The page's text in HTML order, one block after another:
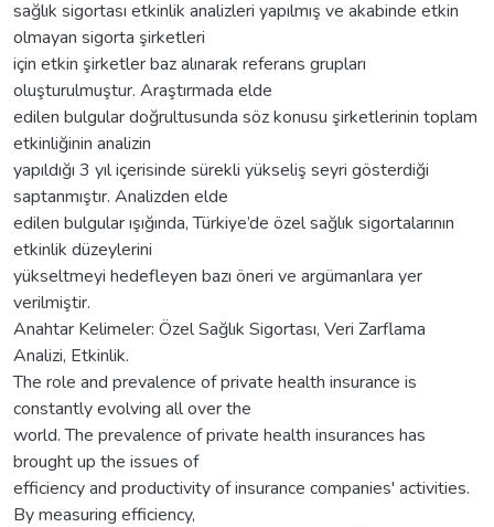
sağlık sigortası etkinlik analizleri yapılmış ve akabinde etkin
olmayan sigorta şirketleri
için etkin şirketler baz alınarak referans grupları
oluşturulmuştur. Araştırmada elde
edilen bulgular doğrultusunda söz konusu şirketlerinin toplam
etkinliğinin analizin
yapıldığı 3 yıl içerisinde sürekli yükseliş seyri gösterdiği
saptanmıştır. Analizden elde
edilen bulgular ışığında, Türkiye’de özel sağlık sigortalarının
etkinlik düzeylerini
yükseltmeyi hedefleyen bazı öneri ve argümanlara yer
verilmiştir.
Anahtar Kelimeler: Özel Sağlık Sigortası, Veri Zarflama
Analizi, Etkinlik.
The role and prevalence of private health insurance is
constantly evolving all over the
world. The prevalence of private health insurances has
brought up the issues of
efficiency and productivity of insurance companies' activities.
By measuring efficiency,